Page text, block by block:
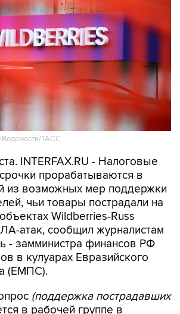
Ведомости/ТАСС
INTERFAX.RU - Налоговые
прорабатываются в
из возможных мер поддержки
чьи товары пострадали на
Wildberries-Russ
атак, сообщил журналистам
- замминистра финансов РФ
в кулуарах Евразийского
(ЕМПС).
(поддержка пострадавших
в рабочей группе в